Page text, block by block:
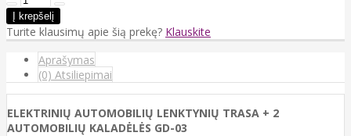
Turite klausimų apie šią prekę? Klauskite
Aprašymas
(0) Atsiliepimai
ELEKTRINIŲ AUTOMOBILIŲ LENKTYNIŲ TRASA + 2
AUTOMOBILIŲ KALADĖLĖS GD-03